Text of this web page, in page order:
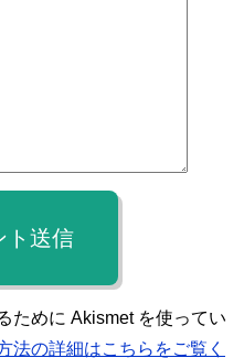
ト送信
ために Akismet を使ってい
法の詳細はこちらをご覧く